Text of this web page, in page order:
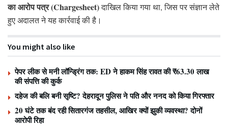
का आरोप पत्र (Chargesheet)दाखिल किया गया था, जिस पर संज्ञान लेते
हुए अदालत ने यह कार्रवाई की है।
You might also like
पेपर लीक से मनी लॉन्ड्रिंग तक: ED ने हाकम सिंह रावत की ₹63.30 लाख
की संपत्ति की कुर्क
दहेज की बलि बनी सृष्टि? देहरादून पुलिस ने पति और ननद को किया गिरफ्तार
20 घंटे तक बंद रही सितारगंज तहसील, आखिर क्यों झुकी व्यवस्था? दोनों
आरोपी रिहा